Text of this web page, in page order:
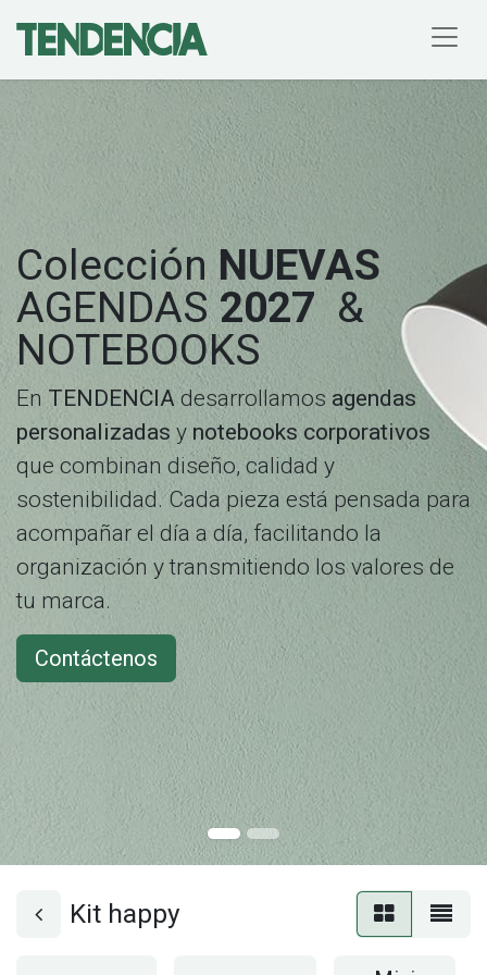
Colección NUEVAS
AGENDAS2027 &
NOTEBOOKS
En TENDENCIA desarrollamos agendas
personalizadas y notebooks corporativos
que combinan diseño, calidad y
sostenibilidad. Cada pieza está pensada para
acompañar el día a día, facilitando la
organización y transmitiendo los valores de
tu marca.
Contáctenos
Kit happy